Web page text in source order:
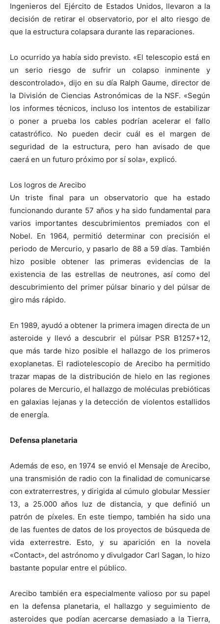
Ingenieros del Ejército de Estados Unidos, llevaron a la
decisión de retirar el observatorio, por el alto riesgo de
que la estructura colapsara durante las reparaciones.
Lo ocurrido ya había sido previsto. «El telescopio está en
un serio riesgo de sufrir un colapso inminente y
descontrolado», dijo en su día Ralph Gaume, director de
la División de Ciencias Astronómicas de la NSF. «Según
los informes técnicos, incluso los intentos de estabilizar
o poner a prueba los cables podrían acelerar el fallo
catastrófico. No pueden decir cuál es el margen de
seguridad de la estructura, pero han avisado de que
caerá en un futuro próximo por sí sola», explicó.
Los logros de Arecibo
Un triste final para un observatorio que ha estado
funcionando durante 57 años y ha sido fundamental para
varios importantes descubrimientos premiados con el
Nobel. En 1964, permitió determinar con precisión el
periodo de Mercurio, y pasarlo de 88 a 59 días. También
hizo posible obtener las primeras evidencias de la
existencia de las estrellas de neutrones, así como del
descubrimiento del primer púlsar binario y del púlsar de
giro más rápido.
En 1989, ayudó a obtener la primera imagen directa de un
asteroide y llevó a descubrir el púlsar PSR B1257+12,
que más tarde hizo posible el hallazgo de los primeros
exoplanetas. El radiotelescopio de Arecibo ha permitido
trazar mapas de la distribución de hielo en las regiones
polares de Mercurio, el hallazgo de moléculas prebióticas
en galaxias lejanas y la detección de violentos estallidos
de energía.
Defensa planetaria
Además de eso, en 1974 se envió el Mensaje de Arecibo,
una transmisión de radio con la finalidad de comunicarse
con extraterrestres, y dirigida al cúmulo globular Messier
13, a 25.000 años luz de distancia, y que definió un
patrón de píxeles. En este tiempo, también ha sido una
de las fuentes de datos de los proyectos de búsqueda de
vida exterrestre. Esto, y su aparición en la novela
«Contact», del astrónomo y divulgador Carl Sagan, lo hizo
bastante popular entre el público.
Arecibo también era especialmente valioso por su papel
en la defensa planetaria, el hallazgo y seguimiento de
asteroides que podían acercarse demasiado a la Tierra,